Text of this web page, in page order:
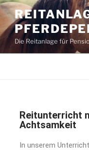
Die Reitanlage für
Reitunterricht
Achtsamkeit
In unserem